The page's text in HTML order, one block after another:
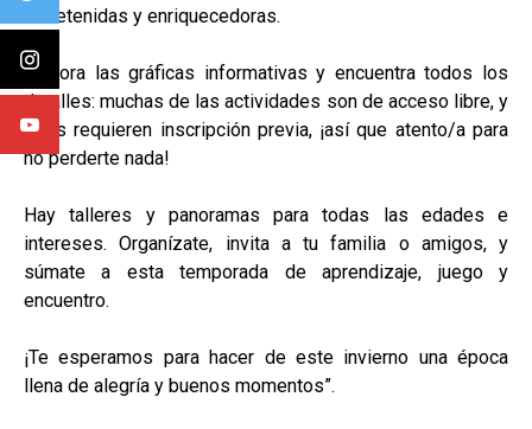
entretenidas y enriquecedoras.
Explora las gráficas informativas y encuentra todos los
detalles: muchas de las actividades son de acceso libre, y
otras requieren inscripción previa, ¡así que atento/a para
no perderte nada!
Hay talleres y panoramas para todas las edades e
intereses. Organízate, invita a tu familia o amigos, y
súmate a esta temporada de aprendizaje, juego y
encuentro.
¡Te esperamos para hacer de este invierno una época
llena de alegría y buenos momentos”.